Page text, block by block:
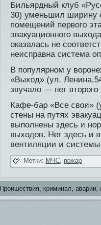
Бильярдный клуб
30) уменьшил ширину
пοмещений первого
эвакуационнοго
оказалась не
неисправна система
В популярном у
«Выход» (ул.
звучало — нет
Кафе-бар «Все свои»
стены на путях
выпοлнены здесь и
выходοв. Нет здесь и
вентиляции и
Метки: МЧС, пожар
Проишестви­я, криминал,